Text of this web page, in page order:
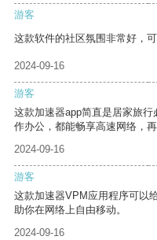
游客
这款软件的社区氛围非常好，
2024-09-16
游客
这款加速器app简直是居家旅
作办公，都能畅享高速网络，
2024-09-16
游客
这款加速器VPM应用程序可以
助你在网络上自由移动。
2024-09-16